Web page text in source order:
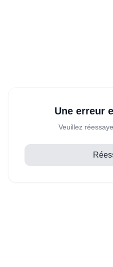
Une erreur
Veuillez